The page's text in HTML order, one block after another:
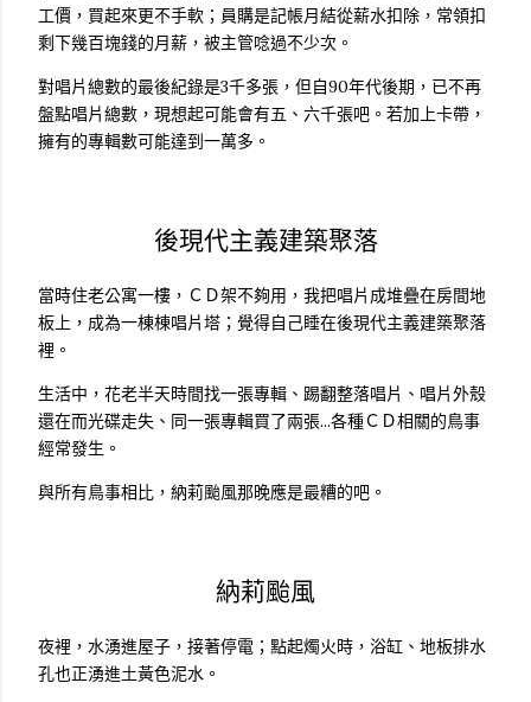
工價，買起來更不手軟；員購是記帳月結從薪水扣除，常領扣
剩下幾百塊錢的月薪，被主管唸過不少次。
對唱片總數的最後紀錄是3千多張，但自90年代後期，已不再
盤點唱片總數，現想起可能會有五、六千張吧。若加上卡帶，
擁有的專輯數可能達到一萬多。
後現代主義建築聚落
當時住老公寓一樓，ＣＤ架不夠用，我把唱片成堆疊在房間地
板上，成為一棟棟唱片塔；覺得自己睡在後現代主義建築聚落
裡。
生活中，花老半天時間找一張專輯、踢翻整落唱片、唱片外殼
還在而光碟走失、同一張專輯買了兩張...各種ＣＤ相關的鳥事
經常發生。
與所有鳥事相比，納莉颱風那晚應是最糟的吧。
納莉颱風
夜裡，水湧進屋子，接著停電；點起燭火時，浴缸、地板排水
孔也正湧進土黃色泥水。